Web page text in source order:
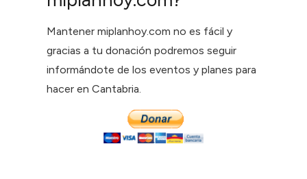
Mantener miplanhoy.com no es fácil y
gracias a tu donación podremos seguir
informándote de los eventos y planes para
hacer en Cantabria.